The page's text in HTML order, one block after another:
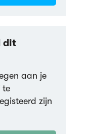
dit
aan je
te
zijn